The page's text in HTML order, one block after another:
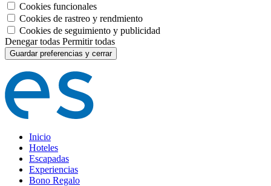
Cookies funcionales
Cookies de rastreo y rendmiento
Cookies de seguimiento y publicidad
Denegar todas Permitir todas
Guardar preferencias y cerrar
Inicio
Hoteles
Escapadas
Experiencias
Bono Regalo